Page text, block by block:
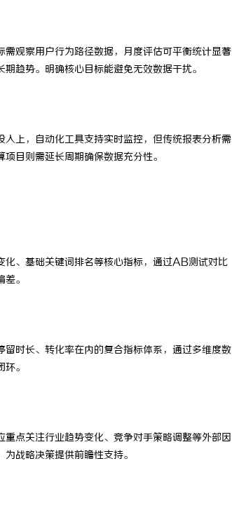
观察用户行为路径数据，月度评估可平衡统计显著
趋势。明确核心目标能避免无效数据干扰。
上，自动化工具支持实时监控，但传统报表分析需
目则需延长周期确保数据充分性。
化、基础关键词排名等核心指标，通过AB测试对比
。
时长、转化率在内的复合指标体系，通过多维度数
。
点关注行业趋势变化、竞争对手策略调整等外部因
战略决策提供前瞻性支持。
武汉配眼镜 上海配眼镜